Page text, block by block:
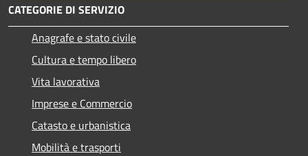
CATEGORIE DI SERVIZIO
Anagrafe e stato civile
Cultura e tempo libero
Vita lavorativa
Imprese e Commercio
Catasto e urbanistica
Mobilità e trasporti